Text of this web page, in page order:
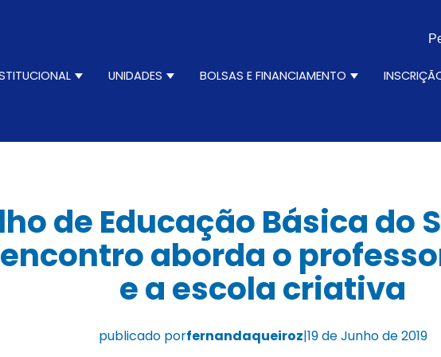
for Cursos
Show submenu for Institucional
UNIDADES Show submenu for Unidades
BOLSAS E FINANCIAMENTO Show
de Educação Básica do
aborda o
e a escola criativa
publicado porfernandaqueiroz|19 de Junho de 2019